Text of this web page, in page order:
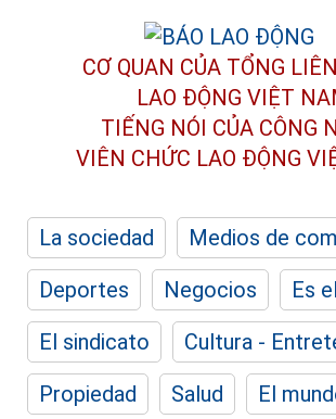
CƠ QUAN CỦA TỔNG
LAO ĐỘNG VIỆT
TIẾNG NÓI CỦA CÔNG
VIÊN CHỨC LAO ĐỘNG
La sociedad
Medios de
Deportes
Negocios
Es
El sindicato
Cultura -
Propiedad
Salud
El